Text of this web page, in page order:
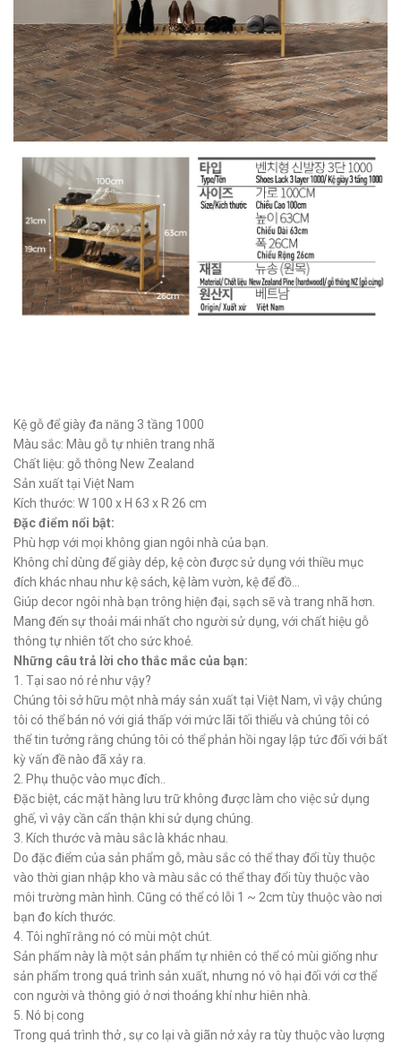
Kệ gỗ để giày đa năng 3 tầng 1000
Màu sắc: Màu gỗ tự nhiên trang nhã
Chất liệu: gỗ thông New Zealand
Sản xuất tại Việt Nam
Kích thước: W 100 x H 63 x R 26 cm
Đặc điểm nổi bật:
Phù hợp với mọi không gian ngôi nhà của bạn.
Không chỉ dùng để giày dép, kệ còn được sử dụng với thiều mục
đích khác nhau như kệ sách, kệ làm vườn, kệ để đồ…
Giúp decor ngôi nhà bạn trông hiện đại, sạch sẽ và trang nhã hơn.
Mang đến sự thoải mái nhất cho người sử dụng, với chất hiệu gỗ
thông tự nhiên tốt cho sức khoẻ.
Những câu trả lời cho thắc mắc của bạn:
1. Tại sao nó rẻ như vậy?
Chúng tôi sở hữu một nhà máy sản xuất tại Việt Nam, vì vậy chúng
tôi có thể bán nó với giá thấp với mức lãi tối thiểu và chúng tôi có
thể tin tưởng rằng chúng tôi có thể phản hồi ngay lập tức đối với bất
kỳ vấn đề nào đã xảy ra.
2. Phụ thuộc vào mục đích..
Đặc biệt, các mặt hàng lưu trữ không được làm cho việc sử dụng
ghế, vì vậy cần cẩn thận khi sử dụng chúng.
3. Kích thước và màu sắc là khác nhau.
Do đặc điểm của sản phẩm gỗ, màu sắc có thể thay đổi tùy thuộc
vào thời gian nhập kho và màu sắc có thể thay đổi tùy thuộc vào
môi trường màn hình. Cũng có thể có lỗi 1 ~ 2cm tùy thuộc vào nơi
bạn đo kích thước.
4. Tôi nghĩ rằng nó có mùi một chút.
Sản phẩm này là một sản phẩm tự nhiên có thể có mùi giống như
sản phẩm trong quá trình sản xuất, nhưng nó vô hại đối với cơ thể
con người và thông gió ở nơi thoáng khí như hiên nhà.
5. Nó bị cong
Trong quá trình thở , sự co lại và giãn nở xảy ra tùy thuộc vào lượng